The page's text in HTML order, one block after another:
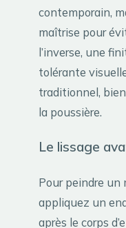
contemporain,
maîtrise pour
l’inverse, une
tolérante
traditionnel,
la poussière.
Le lissage
Pour peindre un
appliquez un
après le corps